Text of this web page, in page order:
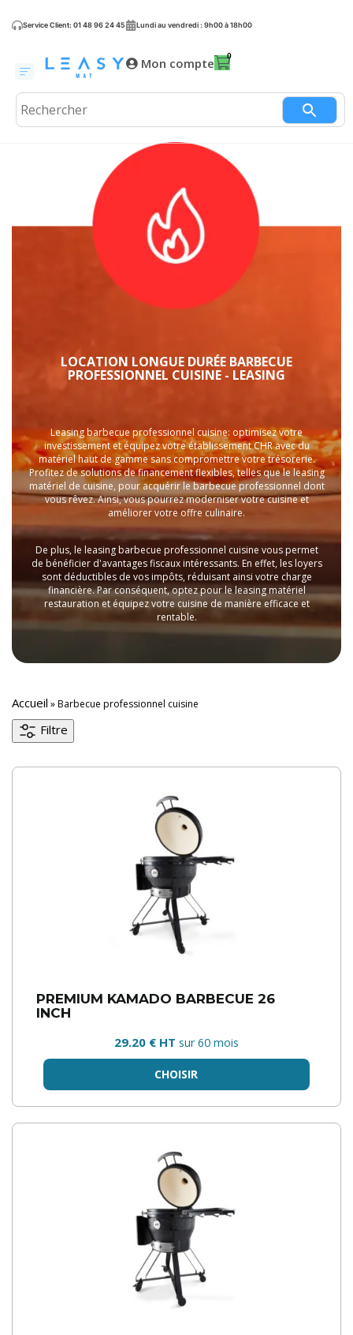
Service Client: 01 48 96 24 45 Lundi au vendredi : 9h00 à 18h00
Mon compte
LOCATION LONGUE DURÉE BARBECUE
PROFESSIONNEL CUISINE - LEASING
Leasing barbecue professionnel cuisine: optimisez votre
investissement et équipez votre établissement CHR avec du
matériel haut de gamme sans compromettre votre trésorerie.
Profitez de solutions de financement flexibles, telles que le leasing
matériel de cuisine, pour acquérir le barbecue professionnel dont
vous rêvez. Ainsi, vous pourrez moderniser votre cuisine et
améliorer votre offre culinaire.
De plus, le leasing barbecue professionnel cuisine vous permet
de bénéficier d'avantages fiscaux intéressants. En effet, les loyers
sont déductibles de vos impôts, réduisant ainsi votre charge
financière. Par conséquent, optez pour le leasing matériel
restauration et équipez votre cuisine de manière efficace et
rentable.
Accueil »Barbecue professionnel cuisine
Filtre
PREMIUM KAMADO BARBECUE 26
INCH
29.20 € HT sur 60 mois
CHOISIR